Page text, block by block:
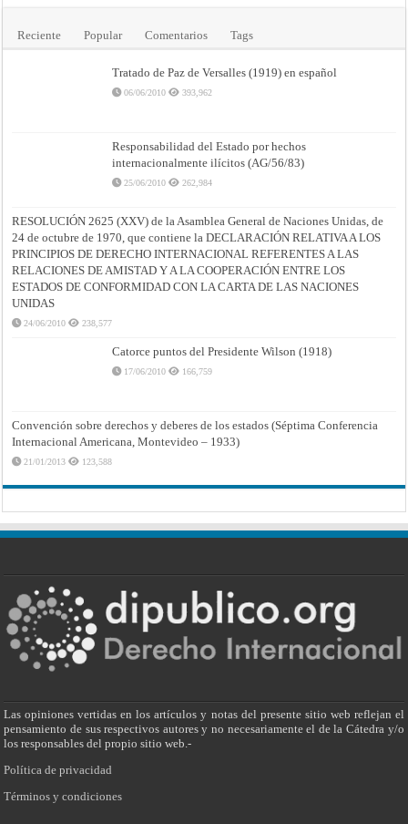
Reciente Popular Comentarios Tags
Tratado de Paz de Versalles (1919) en español
06/06/2010 393,962
Responsabilidad del Estado por hechos
internacionalmente ilícitos (AG/56/83)
25/06/2010 262,984
RESOLUCIÓN 2625 (XXV) de la Asamblea General de Naciones Unidas, de
24 de octubre de 1970, que contiene la DECLARACIÓN RELATIVA A LOS
PRINCIPIOS DE DERECHO INTERNACIONAL REFERENTES A LAS
RELACIONES DE AMISTAD Y A LA COOPERACIÓN ENTRE LOS
ESTADOS DE CONFORMIDAD CON LA CARTA DE LAS NACIONES
UNIDAS
24/06/2010 238,577
Catorce puntos del Presidente Wilson (1918)
17/06/2010 166,759
Convención sobre derechos y deberes de los estados (Séptima Conferencia
Internacional Americana, Montevideo – 1933)
21/01/2013 123,588
Las opiniones vertidas en los artículos y notas del presente sitio web reflejan el
pensamiento de sus respectivos autores y no necesariamente el de la Cátedra y/o
los responsables del propio sitio web.-
Política de privacidad
Términos y condiciones